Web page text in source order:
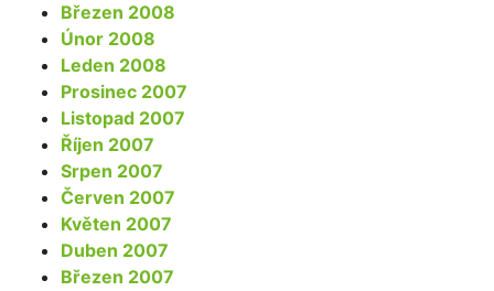
Březen 2008
Únor 2008
Leden 2008
Prosinec 2007
Listopad 2007
Říjen 2007
Srpen 2007
Červen 2007
Květen 2007
Duben 2007
Březen 2007